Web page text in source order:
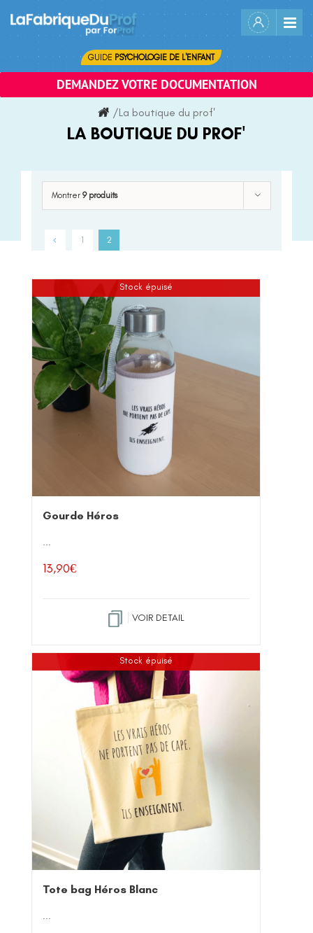
content
GUIDE PSYCHOLOGIE DE L'ENFANT
DEMANDEZ VOTRE DOCUMENTATION
/La boutique du prof'
LA BOUTIQUE DU PROF'
Montrer 9 produits
1 2
Stock épuisé
Gourde Héros
...
13,90€
VOIR DETAIL
Stock épuisé
Tote bag Héros Blanc
...